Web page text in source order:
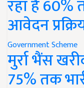
रहा है 60%
आवेदन
Government Scheme
मुर्रा भैंस
75% तक